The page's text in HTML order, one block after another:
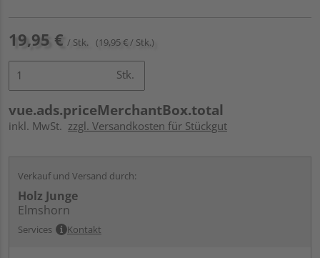
19,95 € / Stk. (19,95 € / Stk.)
Stk.
vue.ads.priceMerchantBox.total
inkl. MwSt. zzgl. Versandkosten für Stückgut
Verkauf und Versand durch:
Holz Junge
Elmshorn
Services Kontakt